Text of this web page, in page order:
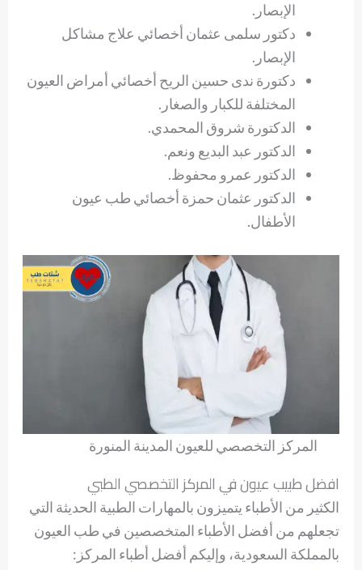
الإبصار.
دكتور سلمى عثمان أخصائي علاج مشاكل
الإبصار.
دكتورة ندى حسين الريح أخصائي أمراض العيون
المختلفة للكبار والصغار.
الدكتورة شروق المحمدي.
الدكتور عبد البديع ونعم.
الدكتور عمرو محفوظ.
الدكتور عثمان حمزة أخصائي طب عيون
الأطفال.
المركز التخصصي للعيون المدينة المنورة
افضل طبيب عيون في المركز التخصصي الطبي
الكثير من الأطباء يتميزون بالمهارات الطبية الحديثة التي
تجعلهم من أفضل الأطباء المتخصصين في طب العيون
بالمملكة السعودية، وإليكم أفضل أطباء المركز: